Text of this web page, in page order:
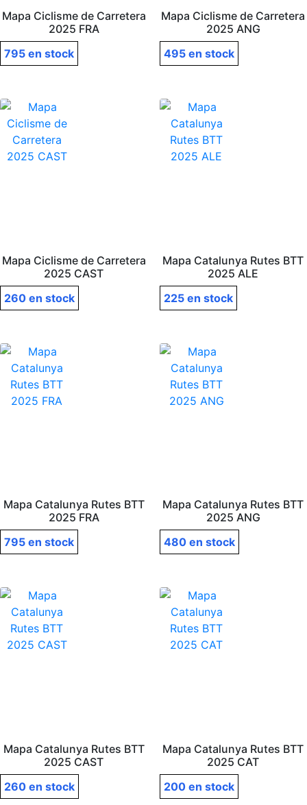
Mapa Ciclisme de Carretera
2025 FRA
795 en stock
Mapa Ciclisme de Carretera
2025 ANG
495 en stock
Mapa Ciclisme de Carretera
2025 CAST
260 en stock
Mapa Catalunya Rutes BTT
2025 ALE
225 en stock
Mapa Catalunya Rutes BTT
2025 FRA
795 en stock
Mapa Catalunya Rutes BTT
2025 ANG
480 en stock
Mapa Catalunya Rutes BTT
2025 CAST
260 en stock
Mapa Catalunya Rutes BTT
2025 CAT
200 en stock